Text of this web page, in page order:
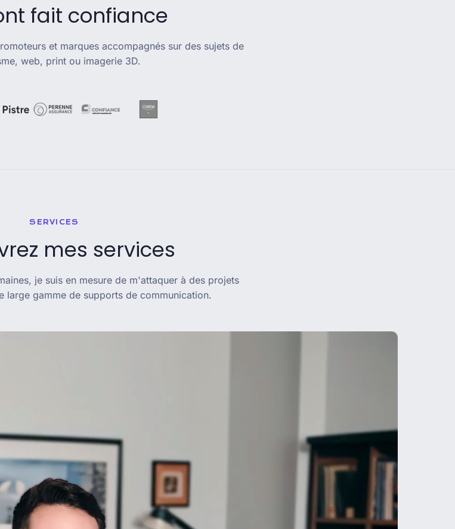
fait confiance
et marques accompagnés sur des sujets de
web, print ou imagerie 3D.
SERVICES
mes services
je suis en mesure de m'attaquer à des projets
large gamme de supports de communication.